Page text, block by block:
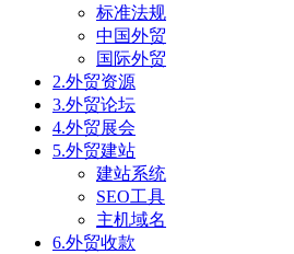
标准法规
中国外贸
国际外贸
2.外贸资源
3.外贸论坛
4.外贸展会
5.外贸建站
建站系统
SEO工具
主机域名
6.外贸收款